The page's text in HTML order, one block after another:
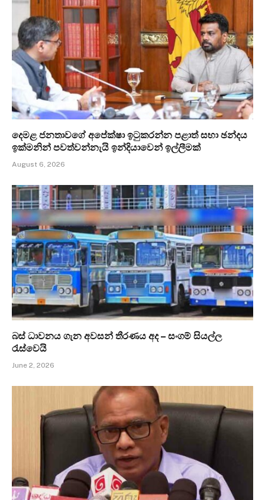
දෙමළ ජනතාවගේ අපේක්ෂා ඉටුකරන්න පළාත් සභා ඡන්දය
ඉක්මනින් පවත්වන්නැයි ඉන්දියාවෙන් ඉල්ලීමක්
August 6, 2026
බස් ධාවනය ගැන අවසන් තීරණය අද – සංගම් සියල්ල
රැස්වෙයි
June 2, 2026